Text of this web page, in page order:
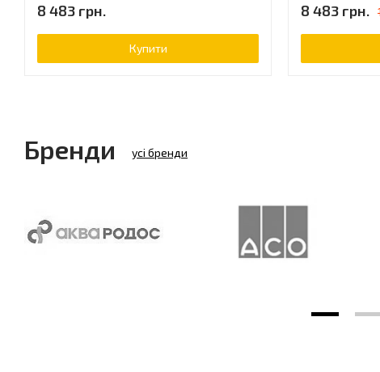
8 483 грн.
Купити
8 483 грн.
Бренди усі бренди